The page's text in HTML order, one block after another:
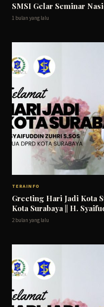
SMSI Gelar Seminar
1 bulan yang lalu
TERAINFO
Greeting Hari Jadi Kota
Kota Surabaya || H.
2 bulan yang lalu